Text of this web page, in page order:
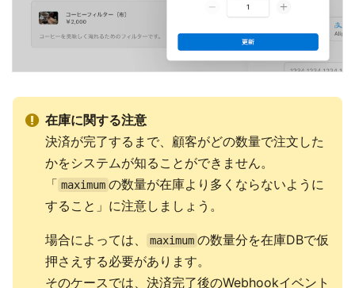
在庫に関する注意
決済が完了するまで、顧客がどの数量で注文した
かをシステムが知ることができません。
「 maximum の数量が在庫より多くならないように
すること」に注意しましょう。
場合によっては、 maximum の数量分を在庫DBで仮
押さえする必要があります。
そのケースでは、決済完了後のWebhookイベント